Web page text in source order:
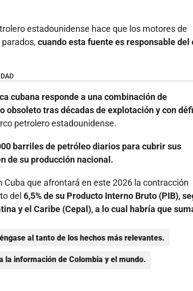
estadounidense hace que los motores de
cuando esta fuente es responsable del
cubana responde a una combinación de
tras décadas de explotación y con
petrolero estadounidense.
barriles de petróleo diarios para cubrir sus
de su producción nacional.
que afrontará en este 2026 la contracción
del 6,5% de su Producto Interno Bruto (PIB),
y el Caribe (Cepal), a lo cual habría que
al tanto de los hechos más relevantes.
información de Colombia y el mundo.